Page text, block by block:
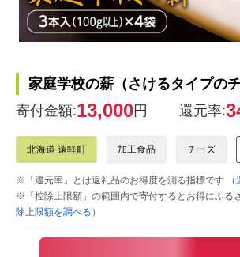
家庭学校の薪（さけるタイプの
寄付金額:13,000円 還元率:
北海道 遠軽町 加工食品 チーズ
※「還元率」とは返礼品のお得度を測る指標です
※「控除上限額」の範囲内で寄付するとお得にふる
除上限額を調べる）